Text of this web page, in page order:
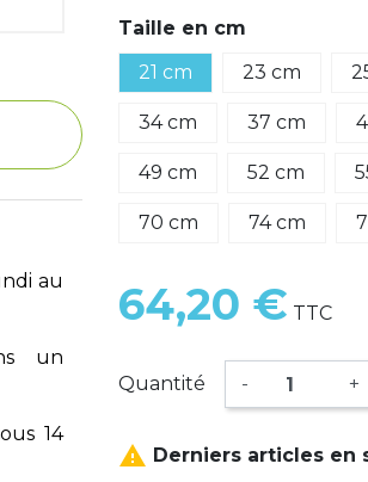
au
un
14
Taille en cm
21 cm
23 cm
34 cm 37 cm
49 cm 52 cm
70 cm 74 cm
64,20 € TTC
Quantité - +
 Derniers articles en